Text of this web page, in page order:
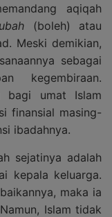
aqiqah
(boleh) atau
Meski demikian,
sebagai
kegembiraan.
bagi umat Islam
finansial masing-
ibadahnya.
sejatinya adalah
kepala keluarga.
maka ia
Islam tidak